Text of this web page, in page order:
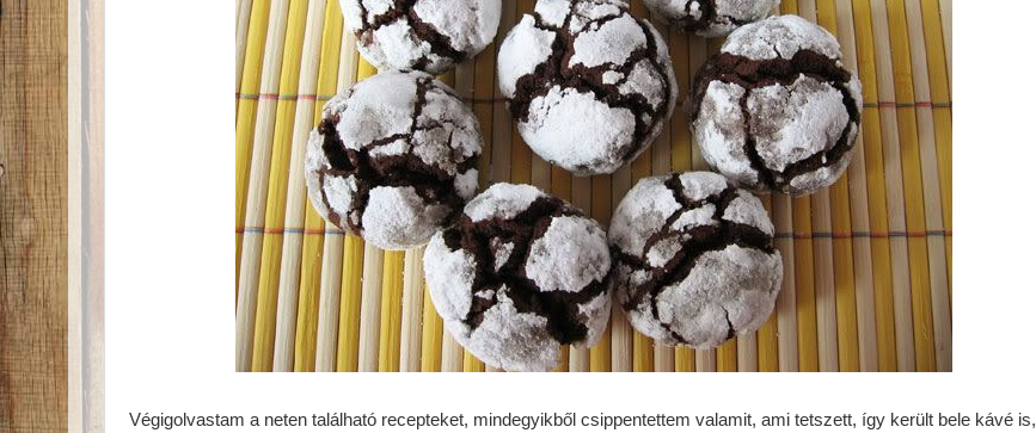
Végigolvastam a neten található recepteket, mindegyikből csippentettem valamit, ami tetszett, így került bele kávé is,